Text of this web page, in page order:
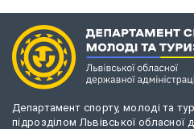
Департамент спорту, молоді та
підрозділом Львівської обласної